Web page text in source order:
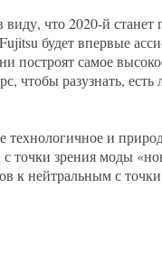
что 2020-й
будет впервые
построят самое
разузнать, есть
технологичное и
точки зрения моды
к нейтральным с